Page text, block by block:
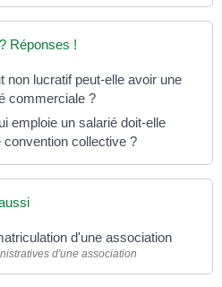
Réponses !
non lucratif peut-elle avoir une
commerciale ?
emploie un salarié doit-elle
convention collective ?
d'une association
d'une association